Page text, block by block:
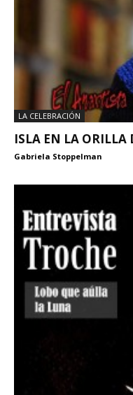
LA CELEBRACIÓN
ISLA EN LA ORILLA
Gabriela Stoppelman